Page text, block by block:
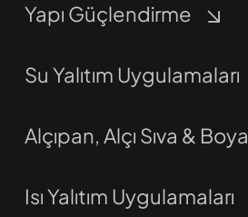
Yapı Güçlendirme
Su Yalıtım Uygulamaları
Alçıpan, Alçı Sıva & Boya
Isı Yalıtım Uygulamaları